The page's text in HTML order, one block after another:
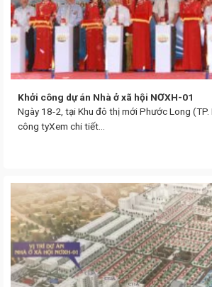
Khởi công dự án Nhà ở xã hội NƠXH-01
Ngày 18-2, tại Khu đô thị mới Phước Long (TP.
công tyXem chi tiết...